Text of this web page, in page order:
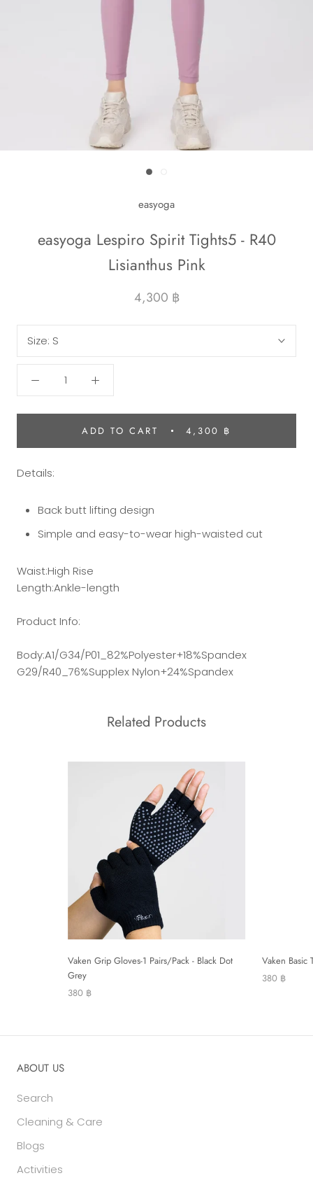
easyoga
easyoga Lespiro Spirit Tights5 - R40
Lisianthus Pink
4,300 ฿
Size: S
ADD TO CART 4,300 ฿
Details:
Back butt lifting design
Simple and easy-to-wear high-waisted cut
Waist:High Rise
Length:Ankle-length
Product Info:
Body:A1/G34/P01_82%Polyester+18%Spandex
G29/R40_76%Supplex Nylon+24%Spandex
Related Products
Vaken Grip Gloves-1 Pairs/Pack - Black Dot
Grey
380 ฿
Vaken Basic
380 ฿
ABOUT US
Search
Cleaning & Care
Blogs
Activities